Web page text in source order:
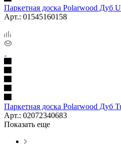
Паркетная доска Polarwood Дуб
Арт.: 01545160158
Паркетная доска Polarwood Дуб
Арт.: 02072340683
Показать еще